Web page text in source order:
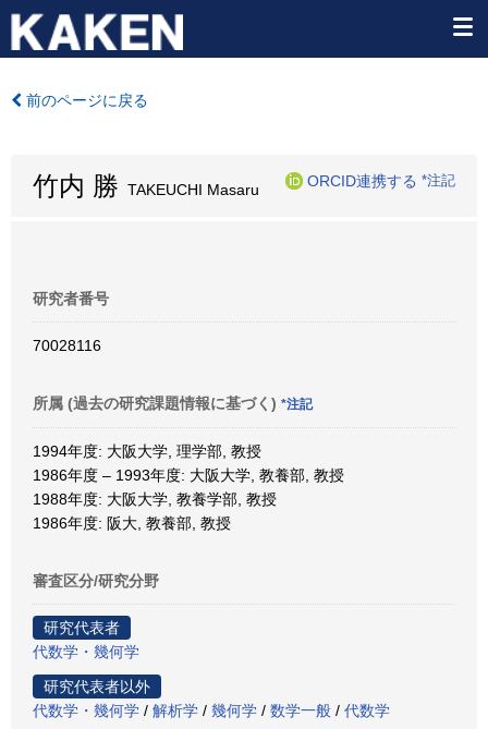
前のページに戻る
竹内 勝 TAKEUCHI Masaru
ORCID連携する *注記
研究者番号
70028116
所属 (過去の研究課題情報に基づく) *注記
1994年度: 大阪大学, 理学部, 教授
1986年度 – 1993年度: 大阪大学, 教養部, 教授
1988年度: 大阪大学, 教養学部, 教授
1986年度: 阪大, 教養部, 教授
審査区分/研究分野
研究代表者
代数学・幾何学
研究代表者以外
代数学・幾何学 / 解析学 / 幾何学 / 数学一般 / 代数学